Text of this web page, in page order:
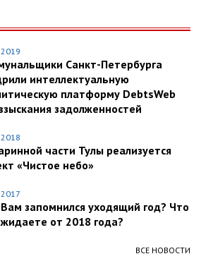
Санкт-Петербурга
интеллектуальную
платформу DebtsWeb
задолженностей
части Тулы реализуется
«Чистое небо»
запомнился уходящий год? Что
от 2018 года?
ВСЕ НОВОСТИ